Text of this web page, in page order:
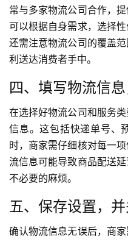
常与多家物流公司合作，
可以根据自身需求，选择
还需注意物流公司的覆盖
利送达消费者手中。
四、填写物流信
在选择好物流公司和服务
信息。这包括快递单号、
时，商家需仔细核对每一
流信息可能导致商品配送
不必要的麻烦。
五、保存设置，
确认物流信息无误后，商